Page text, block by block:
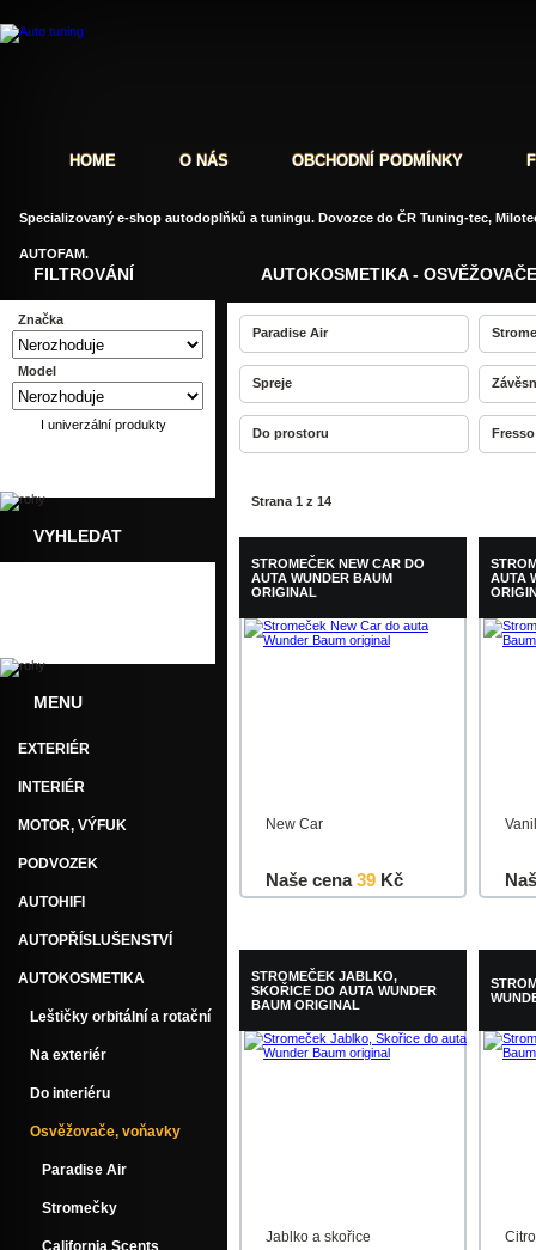
AUTOKOSMETIKA -
Paradise Air
Spreje
Do prostoru
Strana 1 z 14
STROMEČEK NEW CAR DO
AUTA WUNDER BAUM
ORIGINAL
New Car
Naše cena39 Kč
AUTA
STROMEČEK JABLKO,
SKOŘICE DO AUTA WUNDER
BAUM ORIGINAL
Jablko a skořice
FILTROVÁNÍ
Značka
Model
I univerzální produkty
VYHLEDAT
MENU
EXTERIÉR
INTERIÉR
MOTOR, VÝFUK
PODVOZEK
AUTOHIFI
AUTOPŘÍSLUŠENSTVÍ
AUTOKOSMETIKA
Leštičky orbitální a rotační
Na exteriér
Do interiéru
Osvěžovače, voňavky
Paradise Air
Stromečky
California Scents
HOME O NÁS OBCHODNÍ PODMÍNKY
Specializovaný e-shop autodoplňků a tuningu. Dovozce do ČR Tuning-tec,
AUTOFAM.